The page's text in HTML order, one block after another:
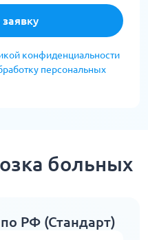
конфиденциальности
персональных
больных
РФ (Стандарт)